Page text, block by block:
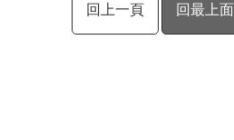
回上一頁 回最上面